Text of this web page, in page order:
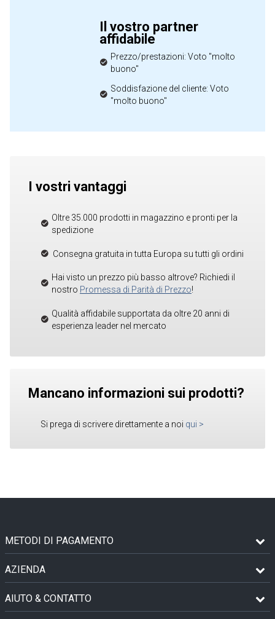
Il vostro partner
affidabile
Prezzo/prestazioni: Voto "molto
buono"
Soddisfazione del cliente: Voto
"molto buono"
I vostri vantaggi
Oltre 35.000 prodotti in magazzino e pronti per la
spedizione
Consegna gratuita in tutta Europa su tutti gli ordini
Hai visto un prezzo più basso altrove? Richiedi il
nostro Promessa di Parità di Prezzo!
Qualità affidabile supportata da oltre 20 anni di
esperienza leader nel mercato
Mancano informazioni sui prodotti?
Si prega di scrivere direttamente a noi qui >
METODI DI PAGAMENTO
AZIENDA
AIUTO & CONTATTO